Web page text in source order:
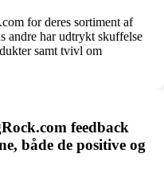
for deres sortiment af
andre har udtrykt skuffelse
samt tvivl om
feedback
både de positive og